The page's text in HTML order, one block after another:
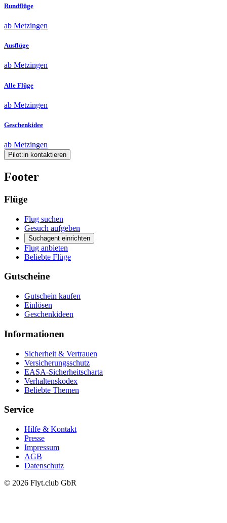
Rundflüge
ab Metzingen
Ausflüge
ab Metzingen
Alle Flüge
ab Metzingen
Geschenkidee
ab Metzingen
Pilot:in kontaktieren
Footer
Flüge
Flug suchen
Gesuch aufgeben
Suchagent einrichten
Flug anbieten
Beliebte Flüge
Gutscheine
Gutschein kaufen
Einlösen
Geschenkideen
Informationen
Sicherheit & Vertrauen
Versicherungsschutz
EASA-Sicherheitscharta
Verhaltenskodex
Beliebte Themen
Service
Hilfe & Kontakt
Presse
Impressum
AGB
Datenschutz
© 2026 Flyt.club GbR